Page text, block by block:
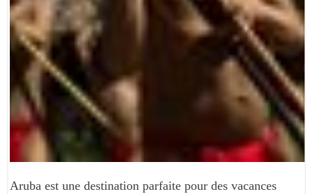
Aruba est une destination parfaite pour des vacances